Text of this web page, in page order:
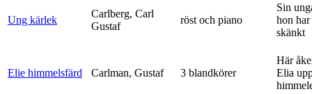
Ung kärlek
Carlberg, Carl
Gustaf
röst och piano
Sin
hon
skänkt
Elie himmelsfärd Carlman, Gustaf 3 blandkörer
Här
Elia